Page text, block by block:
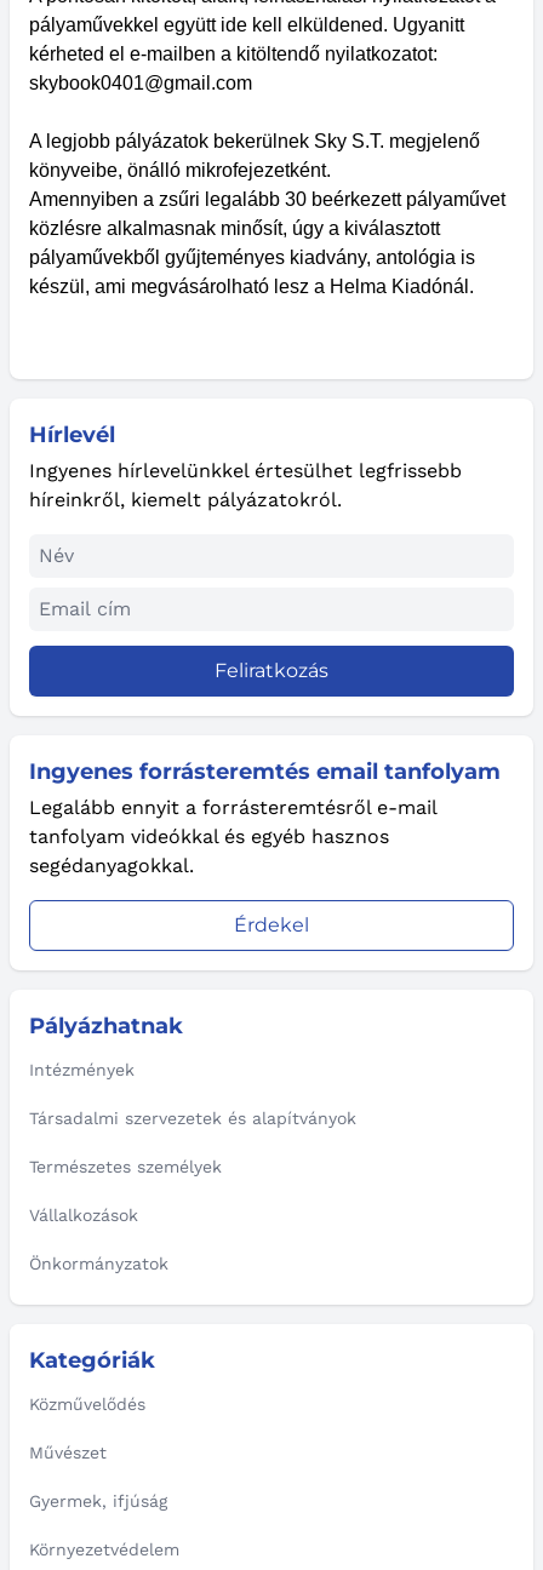
Hírlevél
Ingyenes hírlevelünkkel értesülhet legfrissebb
híreinkről, kiemelt pályázatokról.
Feliratkozás
Ingyenes forrásteremtés email tanfolyam
Legalább ennyit a forrásteremtésről e-mail
tanfolyam videókkal és egyéb hasznos
segédanyagokkal.
Érdekel
Pályázhatnak
Intézmények
Társadalmi szervezetek és alapítványok
Természetes személyek
Vállalkozások
Önkormányzatok
Kategóriák
Közművelődés
Művészet
Gyermek, ifjúság
Környezetvédelem
pályaművekkel együtt ide kell elküldened. Ugyanitt
kérheted el e-mailben a kitöltendő nyilatkozatot:
skybook0401@gmail.com
A legjobb pályázatok bekerülnek Sky S.T. megjelenő
könyveibe, önálló mikrofejezetként.
Amennyiben a zsűri legalább 30 beérkezett pályaművet
közlésre alkalmasnak minősít, úgy a kiválasztott
pályaművekből gyűjteményes kiadvány, antológia is
készül, ami megvásárolható lesz a Helma Kiadónál.